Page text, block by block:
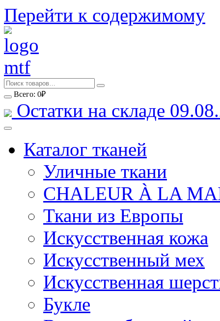
Перейти к содержимому
Всего: 0₽
Остатки на складе
Каталог тканей
Уличные ткани
CHALEUR À LA
Ткани из Европы
Искусственная кожа
Искусственный мех
Искусственная
Букле